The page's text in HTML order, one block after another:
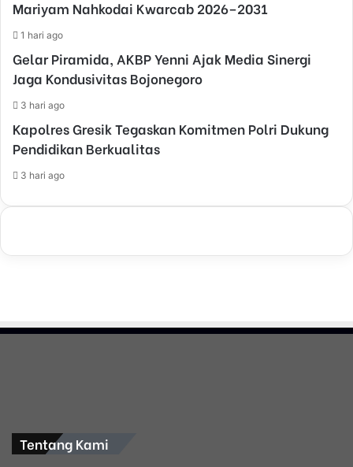
Mariyam Nahkodai Kwarcab 2026–2031
1 hari ago
Gelar Piramida, AKBP Yenni Ajak Media Sinergi
Jaga Kondusivitas Bojonegoro
3 hari ago
Kapolres Gresik Tegaskan Komitmen Polri Dukung
Pendidikan Berkualitas
3 hari ago
Tentang Kami